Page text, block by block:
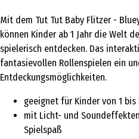
Mit dem Tut Tut Baby Flitzer -
können Kinder ab 1 Jahr die Welt
spielerisch entdecken. Das
fantasievollen Rollenspielen ein
Entdeckungsmöglichkeiten.
geeignet für Kinder von 1 bis
mit Licht- und
Spielspaß